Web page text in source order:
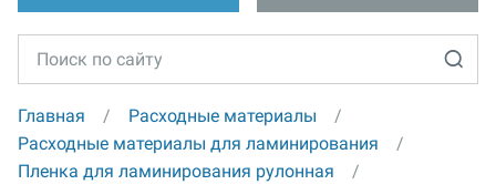
Главная
Расходные материалы
Расходные материалы для ламинирования
Пленка для ламинирования рулонная